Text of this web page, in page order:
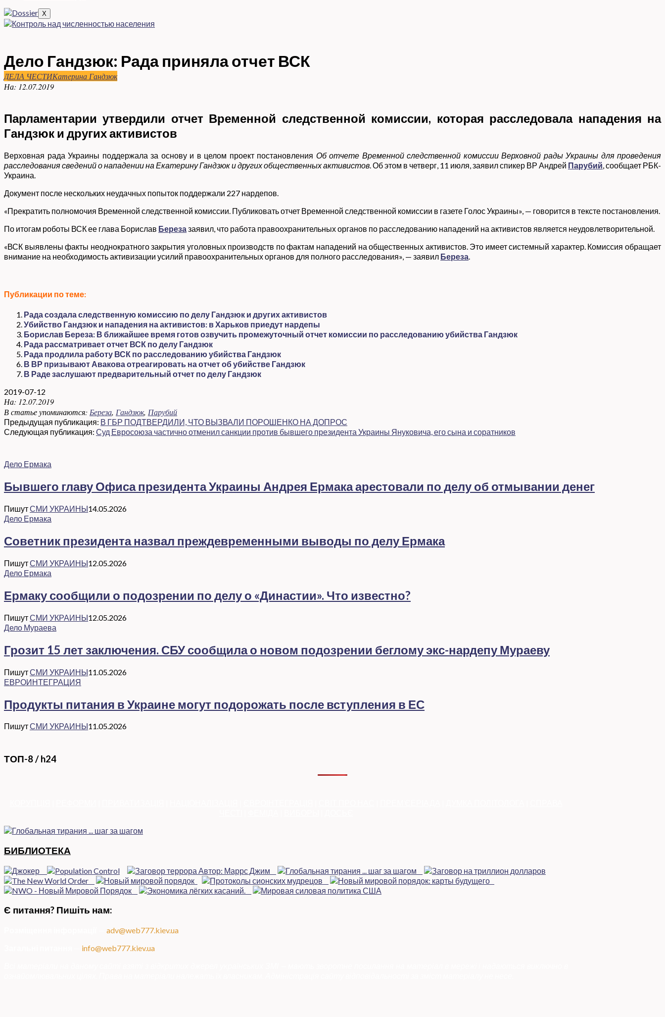
X
Дело Гандзюк: Рада приняла отчет ВСК
ДЕЛА ЧЕСТИКатерина Гандзюк
На: 12.07.2019
Парламентарии утвердили отчет Временной следственной комиссии, которая расследовала нападения на
Гандзюк и других активистов
Верховная рада Украины поддержала за основу и в целом проект постановления Об отчете Временной следственной комиссии Верховной рады Украины для проведения
расследования сведений о нападении на Екатерину Гандзюк и других общественных активистов. Об этом в четверг, 11 июля, заявил спикер ВР Андрей Парубий, сообщает РБК-
Украина.
Документ после нескольких неудачных попыток поддержали 227 нардепов.
«Прекратить полномочия Временной следственной комиссии. Публиковать отчет Временной следственной комиссии в газете Голос Украины», — говорится в тексте постановления.
По итогам роботы ВСК ее глава Борислав Березазаявил, что работа правоохранительных органов по расследованию нападений на активистов является неудовлетворительной.
«ВСК выявлены факты неоднократного закрытия уголовных производств по фактам нападений на общественных активистов. Это имеет системный характер. Комиссия обращает
внимание на необходимость активизации усилий правоохранительных органов для полного расследования», — заявил Береза.
Публикации по теме:
Рада создала следственную комиссию по делу Гандзюк и других активистов
Убийство Гандзюк и нападения на активистов: в Харьков приедут нардепы
Борислав Береза: В ближайшее время готов озвучить промежуточный отчет комиссии по расследованию убийства Гандзюк
Рада рассматривает отчет ВСК по делу Гандзюк
Рада продлила работу ВСК по расследованию убийства Гандзюк
В ВР призывают Авакова отреагировать на отчет об убийстве Гандзюк
В Раде заслушают предварительный отчет по делу Гандзюк
2019-07-12
На: 12.07.2019
В статье упоминаются: Береза, Гандзюк, Парубий
Предыдущая публикация: В ГБР ПОДТВЕРДИЛИ, ЧТО ВЫЗВАЛИ ПОРОШЕНКО НА ДОПРОС
Следующая публикация: Суд Евросоюза частично отменил санкции против бывшего президента Украины Януковича, его сына и соратников
Дело Ермака
Бывшего главу Офиса президента Украины Андрея Ермака арестовали по делу об отмывании денег
ПишутСМИ УКРАИНЫ14.05.2026
Дело Ермака
Советник президента назвал преждевременными выводы по делу Ермака
ПишутСМИ УКРАИНЫ12.05.2026
Дело Ермака
Ермаку сообщили о подозрении по делу о «Династии». Что известно?
ПишутСМИ УКРАИНЫ12.05.2026
Дело Мураева
Грозит 15 лет заключения. СБУ сообщила о новом подозрении беглому экс-нардепу Мураеву
ПишутСМИ УКРАИНЫ11.05.2026
ЕВРОИНТЕГРАЦИЯ
Продукты питания в Украине могут подорожать после вступления в ЕС
ПишутСМИ УКРАИНЫ11.05.2026
ТОП-8 / h24
БИБЛИОТЕКА
Є питання? Пишіть нам:
adv@web777.kiev.ua
info@web777.kiev.ua